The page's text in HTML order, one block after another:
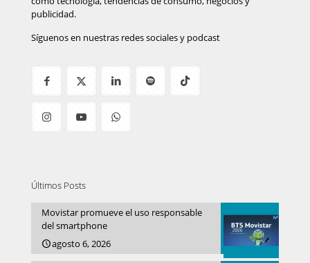
publicidad.
Síguenos en nuestras redes sociales y podcast
Últimos Posts
Movistar promueve el uso responsable
del smartphone
agosto 6, 2026